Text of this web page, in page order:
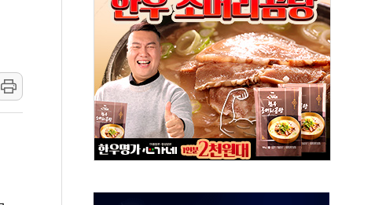
스: 오만의 신' 26일 출시, 유저의 캐릭터가 AI로 플레이한다
, 시청 만으로 혜택 얻는 피드코인 이벤트 진행
·재개발 정상화시 5년 내 9만가구 순증...이주 대란도 제한적
래위원회
찰 3파전…한화·흥국·한투 참여
회 "R&D직 주 52시간제 개선해야…기술격차 확대 막아야"
년 임금협약 타결…연봉 6.3% 인상